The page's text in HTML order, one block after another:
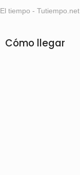
El tiempo - Tutiempo.net
Cómo llegar